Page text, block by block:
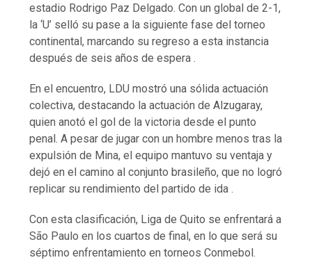
estadio Rodrigo Paz Delgado. Con un global de 2-1,
la ‘U’ selló su pase a la siguiente fase del torneo
continental, marcando su regreso a esta instancia
después de seis años de espera .
En el encuentro, LDU mostró una sólida actuación
colectiva, destacando la actuación de Alzugaray,
quien anotó el gol de la victoria desde el punto
penal. A pesar de jugar con un hombre menos tras la
expulsión de Mina, el equipo mantuvo su ventaja y
dejó en el camino al conjunto brasileño, que no logró
replicar su rendimiento del partido de ida .
Con esta clasificación, Liga de Quito se enfrentará a
São Paulo en los cuartos de final, en lo que será su
séptimo enfrentamiento en torneos Conmebol.